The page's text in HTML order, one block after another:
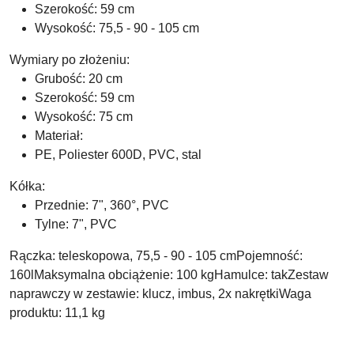
Szerokość: 59 cm
Wysokość: 75,5 - 90 - 105 cm
Wymiary po złożeniu:
Grubość: 20 cm
Szerokość: 59 cm
Wysokość: 75 cm
Materiał:
PE, Poliester 600D, PVC, stal
Kółka:
Przednie: 7", 360°, PVC
Tylne: 7", PVC
Rączka: teleskopowa, 75,5 - 90 - 105 cmPojemność:
160lMaksymalna obciążenie: 100 kgHamulce: takZestaw
naprawczy w zestawie: klucz, imbus, 2x nakrętkiWaga
produktu: 11,1 kg